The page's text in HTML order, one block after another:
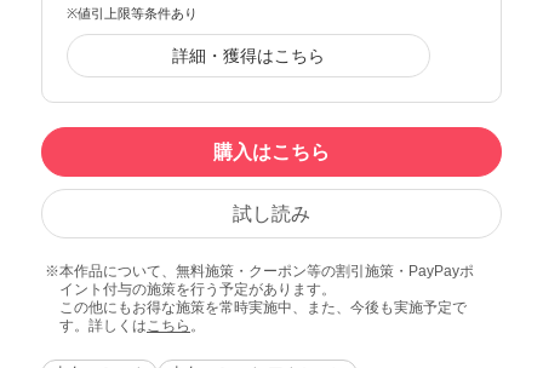
※値引上限等条件あり
詳細・獲得はこちら
購入はこちら
試し読み
本作品について、無料施策・クーポン等の割引施策・PayPayポ
イント付与の施策を行う予定があります。
この他にもお得な施策を常時実施中、また、今後も実施予定で
す。詳しくはこちら 。